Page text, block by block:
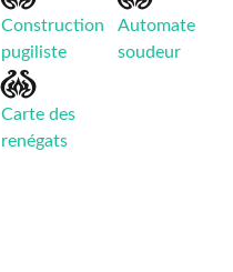
Construction
pugiliste
Carte des
renégats
Automate
soudeur